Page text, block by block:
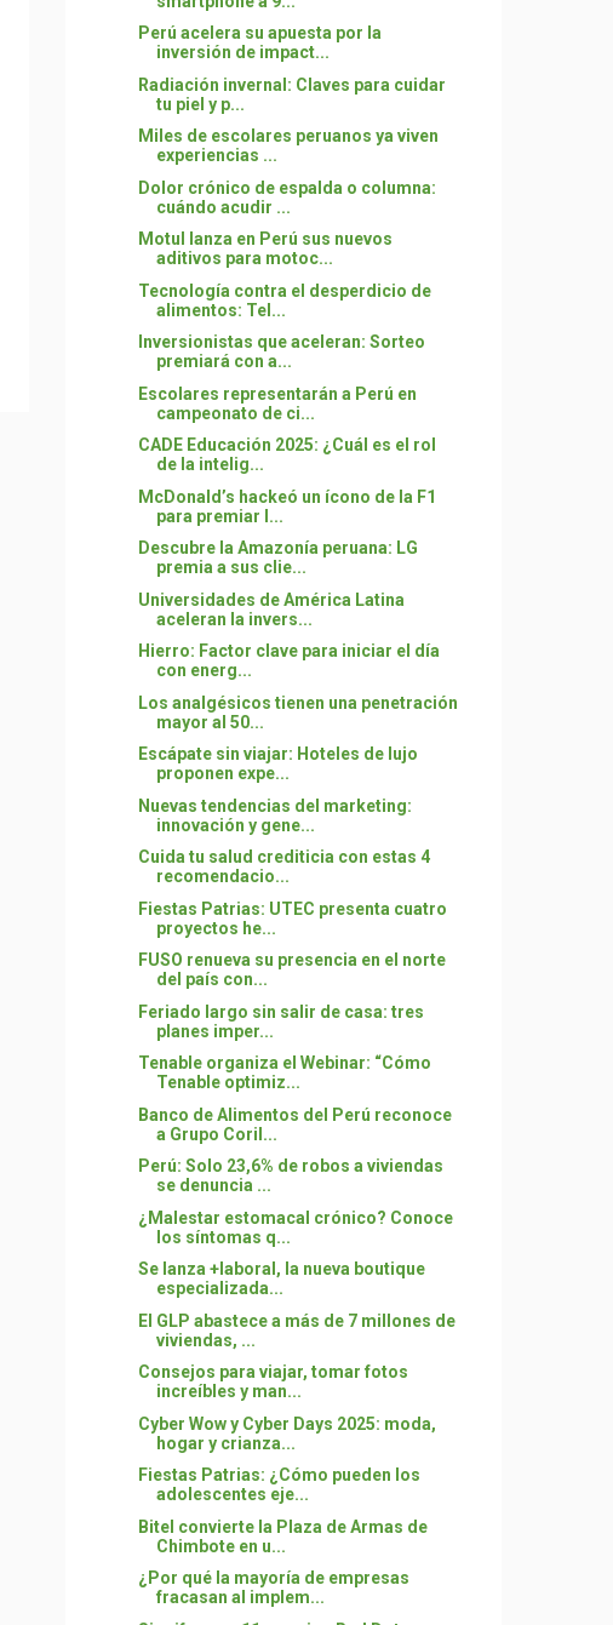
Perú acelera su apuesta por la
inversión de impact...
Radiación invernal: Claves para cuidar
tu piel y p...
Miles de escolares peruanos ya viven
experiencias ...
Dolor crónico de espalda o columna:
cuándo acudir ...
Motul lanza en Perú sus nuevos
aditivos para motoc...
Tecnología contra el desperdicio de
alimentos: Tel...
Inversionistas que aceleran: Sorteo
premiará con a...
Escolares representarán a Perú en
campeonato de ci...
CADE Educación 2025: ¿Cuál es el rol
de la intelig...
McDonald’s hackeó un ícono de la F1
para premiar l...
Descubre la Amazonía peruana: LG
premia a sus clie...
Universidades de América Latina
aceleran la invers...
Hierro: Factor clave para iniciar el día
con energ...
Los analgésicos tienen una penetración
mayor al 50...
Escápate sin viajar: Hoteles de lujo
proponen expe...
Nuevas tendencias del marketing:
innovación y gene...
Cuida tu salud crediticia con estas 4
recomendacio...
Fiestas Patrias: UTEC presenta cuatro
proyectos he...
FUSO renueva su presencia en el norte
del país con...
Feriado largo sin salir de casa: tres
planes imper...
Tenable organiza el Webinar: “Cómo
Tenable optimiz...
Banco de Alimentos del Perú reconoce
a Grupo Coril...
Perú: Solo 23,6% de robos a viviendas
se denuncia ...
¿Malestar estomacal crónico? Conoce
los síntomas q...
Se lanza +laboral, la nueva boutique
especializada...
El GLP abastece a más de 7 millones de
viviendas, ...
Consejos para viajar, tomar fotos
increíbles y man...
Cyber Wow y Cyber Days 2025: moda,
hogar y crianza...
Fiestas Patrias: ¿Cómo pueden los
adolescentes eje...
Bitel convierte la Plaza de Armas de
Chimbote en u...
¿Por qué la mayoría de empresas
fracasan al implem...